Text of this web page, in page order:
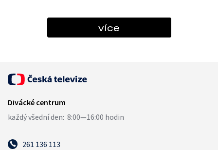
více
261 136 113